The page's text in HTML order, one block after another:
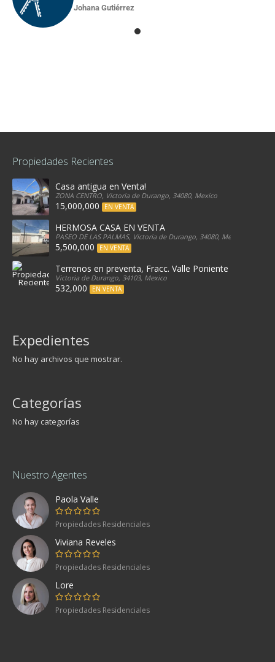
Johana Gutiérrez
Propiedades Recientes
Casa antigua en Venta!
ZONA CENTRO, Victoria de Durango, 34080, Mexico
15,000,000 EN VENTA
HERMOSA CASA EN VENTA
PASEO DE LAS PALMAS, Victoria de Durango, 34080, Mexico
5,500,000 EN VENTA
Terrenos en preventa, Fracc. Valle Poniente
Victoria de Durango, 34103, Mexico
532,000 EN VENTA
Expedientes
No hay archivos que mostrar.
Categorías
No hay categorías
Nuestro Agentes
Paola Valle
Propiedades Residenciales
Viviana Reveles
Propiedades Residenciales
Lore
Propiedades Residenciales